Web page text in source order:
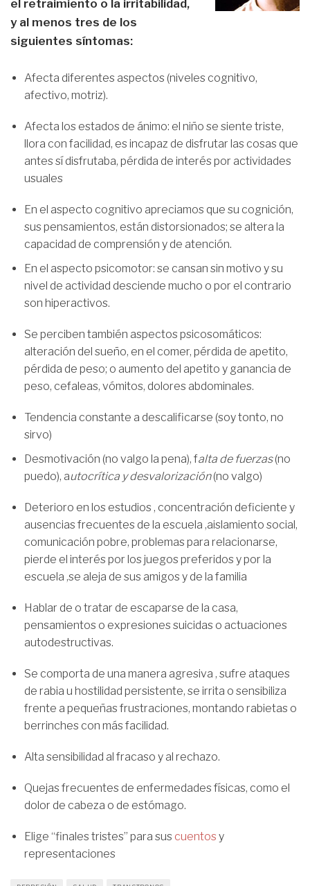
el retraimiento o la irritabilidad,
y al menos tres de los
siguientes síntomas:
Afecta diferentes aspectos (niveles cognitivo,
afectivo, motriz).
Afecta los estados de ánimo: el niño se siente triste,
llora con facilidad, es incapaz de disfrutar las cosas que
antes sí disfrutaba, pérdida de interés por actividades
usuales
En el aspecto cognitivo apreciamos que su cognición,
sus pensamientos, están distorsionados; se altera la
capacidad de comprensión y de atención.
En el aspecto psicomotor: se cansan sin motivo y su
nivel de actividad desciende mucho o por el contrario
son hiperactivos.
Se perciben también aspectos psicosomáticos:
alteración del sueño, en el comer, pérdida de apetito,
pérdida de peso; o aumento del apetito y ganancia de
peso, cefaleas, vómitos, dolores abdominales.
Tendencia constante a descalificarse (soy tonto, no
sirvo)
Desmotivación (no valgo la pena), falta de fuerzas(no
puedo), autocrítica y desvalorización(no valgo)
Deterioro en los estudios , concentración deficiente y
ausencias frecuentes de la escuela ,aislamiento social,
comunicación pobre, problemas para relacionarse,
pierde el interés por los juegos preferidos y por la
escuela ,se aleja de sus amigos y de la familia
Hablar de o tratar de escaparse de la casa,
pensamientos o expresiones suicidas o actuaciones
autodestructivas.
Se comporta de una manera agresiva , sufre ataques
de rabia u hostilidad persistente, se irrita o sensibiliza
frente a pequeñas frustraciones, montando rabietas o
berrinches con más facilidad.
Alta sensibilidad al fracaso y al rechazo.
Quejas frecuentes de enfermedades físicas, como el
dolor de cabeza o de estómago.
Elige “finales tristes” para sus cuentos y
representaciones